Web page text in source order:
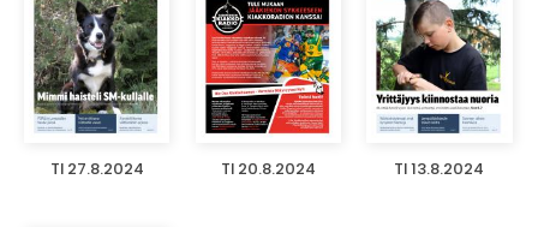
TI 27.8.2024 TI 20.8.2024 TI 13.8.2024